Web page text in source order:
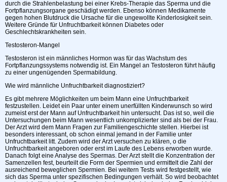
durch die Strahlenbelastung bei einer Krebs-Therapie das Sperma und die
Fortpflanzungsorgane geschädigt werden. Ebenso können Medikamente
gegen hohen Blutdruck die Ursache für die ungewollte Kinderlosigkeit sein.
Weitere Gründe für Unfruchtbarkeit können Diabetes oder
Geschlechtskrankheiten sein.
Testosteron-Mangel
Testosteron ist ein männliches Hormon was für das Wachstum des
Fortpflanzungssystems notwendig ist. Ein Mangel an Testosteron führt häufig
zu einer ungenügenden Spermabildung.
Wie wird männliche Unfruchtbarkeit diagnostiziert?
Es gibt mehrere Möglichkeiten um beim Mann eine Unfruchtbarkeit
festzustellen. Leidet ein Paar unter einem unerfüllten Kinderwunsch so wird
zumeist erst der Mann auf Unfruchtbarkeit hin untersucht. Das ist so, weil die
Untersuchungen beim Mann wesentlich unkomplizierter sind als bei der Frau.
Der Arzt wird dem Mann Fragen zur Familiengeschichte stellen. Hierbei ist
besonders interessant, ob schon einmal jemand in der Familie unter
Unfruchtbarkeit litt. Zudem wird der Arzt versuchen zu klären, o die
Unfruchtbarkeit angeboren oder erst im Laufe des Lebens erworben wurde.
Danach folgt eine Analyse des Spermas. Der Arzt stellt die Konzentration der
Samenzellen fest, beurteilt die Form der Spermien und ermittelt die Zahl der
ausreichend beweglichen Spermien. Bei weitern Tests wird festgestellt, wie
sich das Sperma unter spezifischen Bedingungen verhält. So wird beobachtet